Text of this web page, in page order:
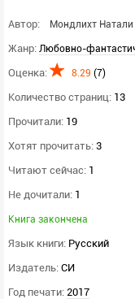
Автор: Мондлихт Натали
Жанр: Любовно-
Оценка: 8.29 (7)
Количество страниц: 13
Прочитали: 19
Хотят прочитать: 3
Читают сейчас: 1
Не дочитали: 1
Книга закончена
Язык книги: Русский
Издатель: СИ
Год печати: 2017